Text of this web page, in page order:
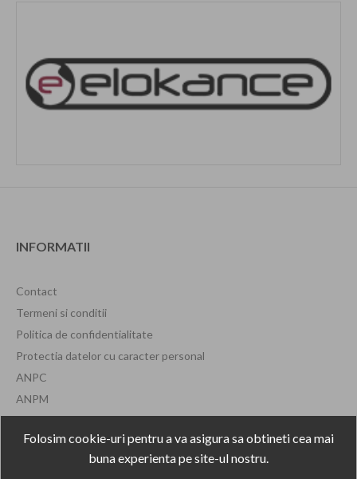
Folosim cookie-uri pentru a va asigura sa obtineti cea mai
buna experienta pe site-ul nostru.
INFORMATII
Contact
Termeni si conditii
Politica de confidentialitate
Protectia datelor cu caracter personal
ANPC
ANPM
Formular de retragere